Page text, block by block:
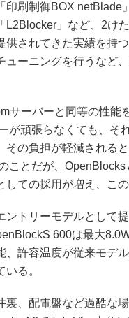
印刷制御BOX netBlade
L2Blocker」など、2け
供されてきた実績を持
ューニングを行うなど
サーバーと同等の性能
が頑張らなくても、
その負担が軽減される
ことだが、
しての採用が増え、こ
トリーモデルとして
600は最大
、許容温度が従来モデ
いる。
、配電盤など過酷な